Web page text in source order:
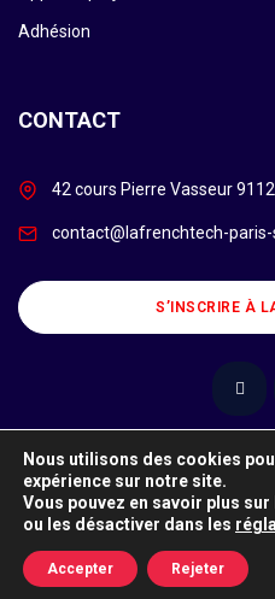
Adhésion
CONTACT
42 cours Pierre Vasseur
contact@lafrenchtech-
S’INSCRIRE À
© Copyright 2026
by
Ce site utilise des cookies. Pour
comment les
Nous utilisons des cookies
expérience sur notre site.
Vous pouvez en savoir plus
ou les désactiver dans les
Accepter Rejeter